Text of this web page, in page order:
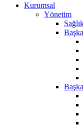
Kurumsal
Yönetim